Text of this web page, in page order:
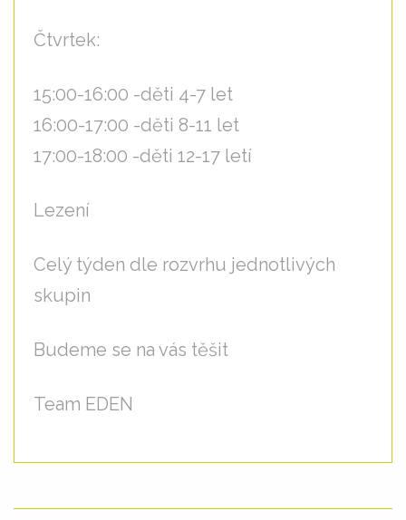
Čtvrtek:
15:00-16:00 -děti 4-7 let
16:00-17:00 -děti 8-11 let
17:00-18:00 -děti 12-17 letí
Lezení
Celý týden dle rozvrhu jednotlivých
skupin
Budeme se na vás těšit
Team EDEN